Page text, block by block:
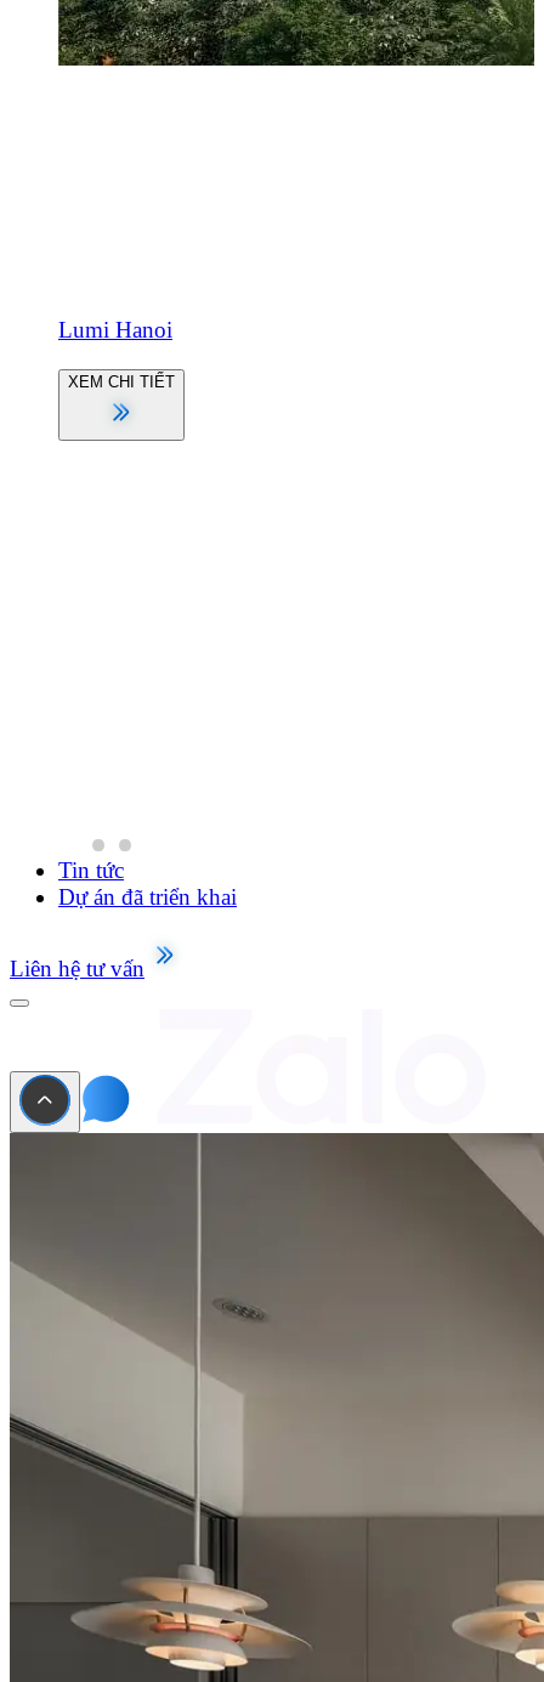
Lumi Hanoi
XEM CHI TIẾT
Tin tức
Dự án đã triển khai
Liên hệ tư vấn